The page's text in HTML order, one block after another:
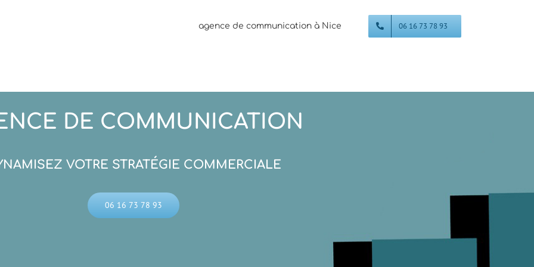
agence de communication à Nice 06 16 73 78 93
DE COMMUNICATION
VOTRE STRATÉGIE COMMERCIALE
06 16 73 78 93